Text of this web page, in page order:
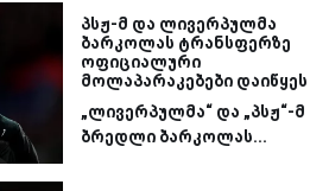
პსჟ-მ და ლივერპულმა
ბარკოლას ტრანსფერზე
ოფიციალური
მოლაპარაკებები დაიწყეს
„ლივერპულმა“ და „პსჟ“-მ
ბრედლი ბარკოლას...